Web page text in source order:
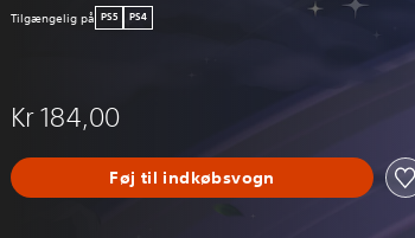
Tilgængelig på PS5 PS4
Kr 184,00
Føj til indkøbsvogn